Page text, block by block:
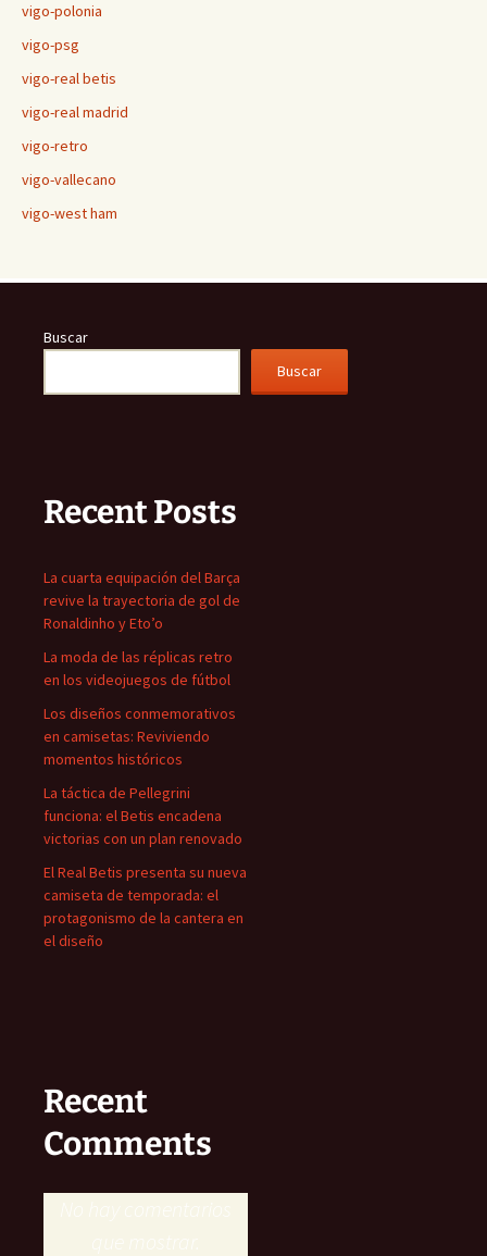
vigo-polonia
vigo-psg
vigo-real betis
vigo-real madrid
vigo-retro
vigo-vallecano
vigo-west ham
Buscar
Buscar
Recent Posts
La cuarta equipación del Barça
revive la trayectoria de gol de
Ronaldinho y Eto’o
La moda de las réplicas retro
en los videojuegos de fútbol
Los diseños conmemorativos
en camisetas: Reviviendo
momentos históricos
La táctica de Pellegrini
funciona: el Betis encadena
victorias con un plan renovado
El Real Betis presenta su nueva
camiseta de temporada: el
protagonismo de la cantera en
el diseño
Recent
Comments